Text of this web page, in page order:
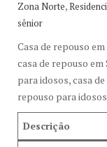
Zona Norte,
sênior
Casa de repouso
casa de repouso em
para idosos, casa
repouso para idosos
Descrição